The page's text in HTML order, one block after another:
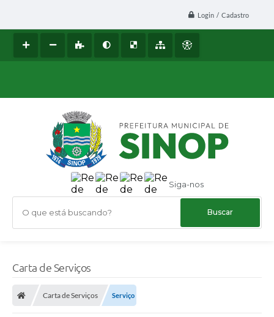
Login / Cadastro
Siga-nos
O que está buscando?
Carta de Serviços
Carta de Serviços Serviço